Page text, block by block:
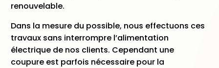
renouvelable.
Dans la mesure du possible, nous effectuons ces
travaux sans interrompre l’alimentation
électrique de nos clients. Cependant une
coupure est parfois nécessaire pour la